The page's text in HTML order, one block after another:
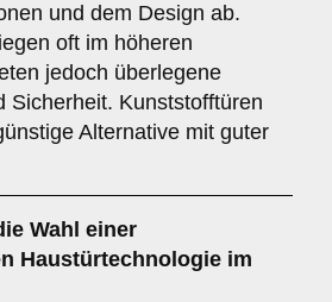
und dem Design ab.
oft im höheren
jedoch überlegene
Sicherheit. Kunststofftüren
Alternative mit guter
Wahl einer
Haustürtechnologie im